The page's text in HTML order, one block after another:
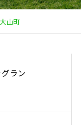
大山町
ラン